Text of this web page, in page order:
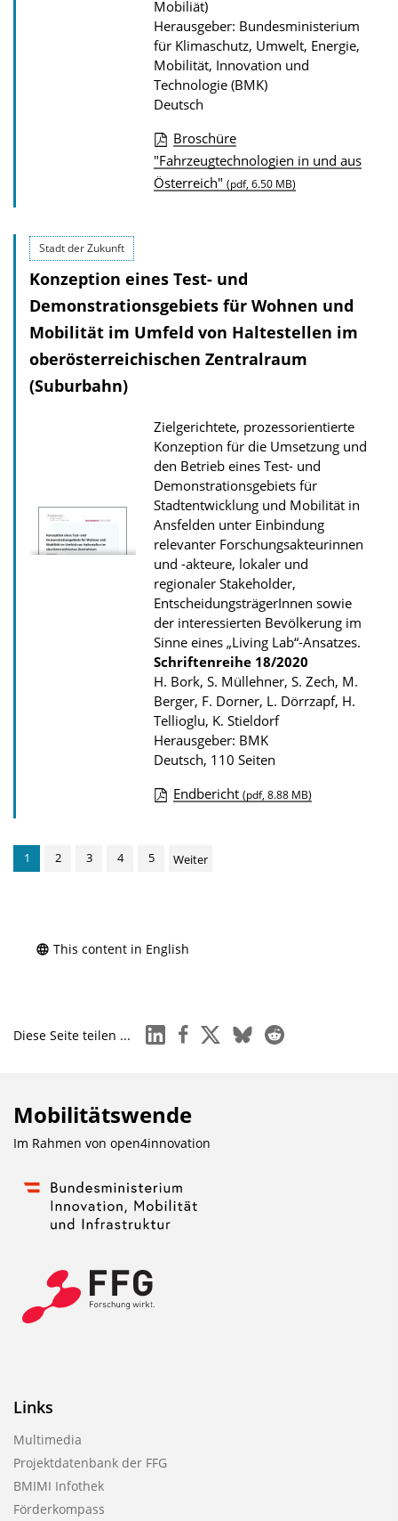
o
n
Mobiliät)
Herausgeber: Bundesministerium
für Klimaschutz, Umwelt, Energie,
Mobilität, Innovation und
Technologie (BMK)
Deutsch
D
o
o
a
d
s
r
P
u
b
l
i
k
a
t
i
o
n
Broschüre
"Fahrzeugtechnologien in und aus
Österreich" (pdf, 6.50 MB)
Stadt der Zukunft
Konzeption eines Test- und
Demonstrationsgebiets für Wohnen und
Mobilität im Umfeld von Haltestellen im
oberösterreichischen Zentralraum
(Suburbahn)
Zielgerichtete, prozessorientierte
Konzeption für die Umsetzung und
den Betrieb eines Test- und
Demonstrationsgebiets für
Stadtentwicklung und Mobilität in
Ansfelden unter Einbindung
relevanter Forschungsakteurinnen
und -akteure, lokaler und
regionaler Stakeholder,
EntscheidungsträgerInnen sowie
der interessierten Bevölkerung im
Sinne eines „Living Lab“-Ansatzes.
Schriftenreihe 18/2020
H. Bork, S. Müllehner, S. Zech, M.
Berger, F. Dorner, L. Dörrzapf, H.
Tellioglu, K. Stieldorf
Herausgeber: BMK
Deutsch, 110 Seiten
w
z
P
u
l
i
i
Endbericht (pdf, 8.88 MB)
1 2 3 4 5 Weiter
This content in English
Diese Seite teilen ... linkedinfacebook
x blueskyreddit
Mobilitätswende
Im Rahmen von open4innovation
Links
Multimedia
Projektdatenbank der FFG
BMIMI Infothek
Förderkompass